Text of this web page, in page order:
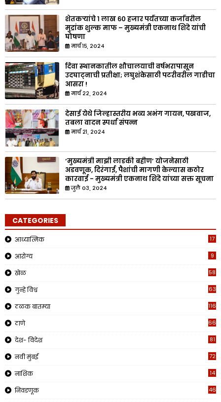
शेतकऱ्यांचे १ लाख ६० हजार पर्यंतच्या कर्जावरील
मुद्रांक शुल्क माफ – मुख्यमंत्री एकनाथ शिंदे यांची
घोषणा
मार्च १५, २०२४
दिवा स्थानकातील शौचालयाची वर्षभरापासून
उदघाट्नाची प्रतीक्षा; लघुशंकेसाठी पटरीवरील गाडीचा
आसरा !
मार्च २२, २०२४
देसाई येथे जिल्हास्तरीय भव्य अभंग गायन, पखवाज,
तबला वादन स्पर्धा संपन्न
मार्च २१, २०२४
‘मुख्यमंत्री माझी लाडकी बहीण’ योजनेसाठी
अडवणूक, दिरंगाई, पैशांची मागणी केल्यास कठोर
कारवाई - मुख्यमंत्री एकनाथ शिंदे यांच्या सक्त सूचना
जुलै ०३, २०२४
CATEGORIES
आध्यात्मिक 17
आरोग्य 9
खेळ 58
गुन्हे विश्व 63
ठळक बातम्या 1160
ठाणे 662
देश- विदेश 81
नवी मुंबई 72
नाशिक 14
निवडणूक 46